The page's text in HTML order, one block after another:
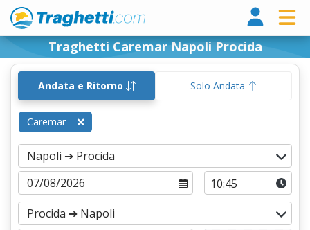
Traghetti Caremar Napoli Procida
Andata e Ritorno Solo Andata
Caremar